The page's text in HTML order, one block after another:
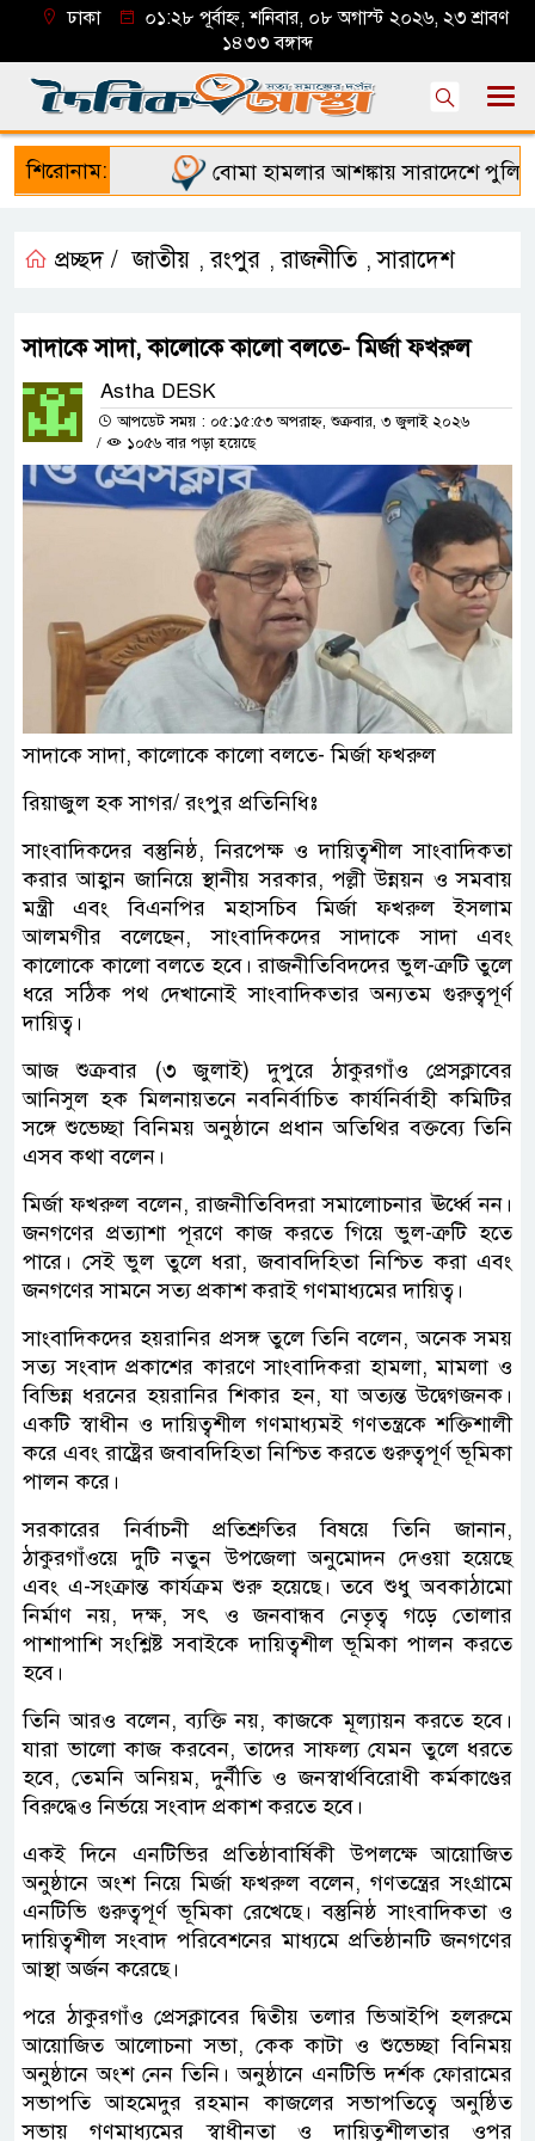
ঢাকা
০১:২৮ পূর্বাহ্ন, শনিবার, ০৮ অগাস্ট ২০২৬, ২৩ শ্রাবণ
১৪৩৩ বঙ্গাব্দ
শিরোনাম: বোমা হামলার আশঙ্কায় সারাদেশে পুলিশের
প্রচ্ছদ / জাতীয় ,রংপুর ,রাজনীতি ,সারাদেশ
সাদাকে সাদা, কালোকে কালো বলতে- মির্জা ফখরুল
Astha DESK
আপডেট সময় : ০৫:১৫:৫৩ অপরাহ্ন, শুক্রবার, ৩ জুলাই ২০২৬
/
১০৫৬ বার পড়া হয়েছে
সাদাকে সাদা, কালোকে কালো বলতে- মির্জা ফখরুল
রিয়াজুল হক সাগর/ রংপুর প্রতিনিধিঃ
সাংবাদিকদের বস্তুনিষ্ঠ, নিরপেক্ষ ও দায়িত্বশীল সাংবাদিকতা
করার আহ্বান জানিয়ে স্থানীয় সরকার, পল্লী উন্নয়ন ও সমবায়
মন্ত্রী এবং বিএনপির মহাসচিব মির্জা ফখরুল ইসলাম
আলমগীর বলেছেন, সাংবাদিকদের সাদাকে সাদা এবং
কালোকে কালো বলতে হবে। রাজনীতিবিদদের ভুল-ত্রুটি তুলে
ধরে সঠিক পথ দেখানোই সাংবাদিকতার অন্যতম গুরুত্বপূর্ণ
দায়িত্ব।
আজ শুক্রবার (৩ জুলাই) দুপুরে ঠাকুরগাঁও প্রেসক্লাবের
আনিসুল হক মিলনায়তনে নবনির্বাচিত কার্যনির্বাহী কমিটির
সঙ্গে শুভেচ্ছা বিনিময় অনুষ্ঠানে প্রধান অতিথির বক্তব্যে তিনি
এসব কথা বলেন।
মির্জা ফখরুল বলেন, রাজনীতিবিদরা সমালোচনার ঊর্ধ্বে নন।
জনগণের প্রত্যাশা পূরণে কাজ করতে গিয়ে ভুল-ত্রুটি হতে
পারে। সেই ভুল তুলে ধরা, জবাবদিহিতা নিশ্চিত করা এবং
জনগণের সামনে সত্য প্রকাশ করাই গণমাধ্যমের দায়িত্ব।
সাংবাদিকদের হয়রানির প্রসঙ্গ তুলে তিনি বলেন, অনেক সময়
সত্য সংবাদ প্রকাশের কারণে সাংবাদিকরা হামলা, মামলা ও
বিভিন্ন ধরনের হয়রানির শিকার হন, যা অত্যন্ত উদ্বেগজনক।
একটি স্বাধীন ও দায়িত্বশীল গণমাধ্যমই গণতন্ত্রকে শক্তিশালী
করে এবং রাষ্ট্রের জবাবদিহিতা নিশ্চিত করতে গুরুত্বপূর্ণ ভূমিকা
পালন করে।
সরকারের নির্বাচনী প্রতিশ্রুতির বিষয়ে তিনি জানান,
ঠাকুরগাঁওয়ে দুটি নতুন উপজেলা অনুমোদন দেওয়া হয়েছে
এবং এ-সংক্রান্ত কার্যক্রম শুরু হয়েছে। তবে শুধু অবকাঠামো
নির্মাণ নয়, দক্ষ, সৎ ও জনবান্ধব নেতৃত্ব গড়ে তোলার
পাশাপাশি সংশ্লিষ্ট সবাইকে দায়িত্বশীল ভূমিকা পালন করতে
হবে।
তিনি আরও বলেন, ব্যক্তি নয়, কাজকে মূল্যায়ন করতে হবে।
যারা ভালো কাজ করবেন, তাদের সাফল্য যেমন তুলে ধরতে
হবে, তেমনি অনিয়ম, দুর্নীতি ও জনস্বার্থবিরোধী কর্মকাণ্ডের
বিরুদ্ধেও নির্ভয়ে সংবাদ প্রকাশ করতে হবে।
একই দিনে এনটিভির প্রতিষ্ঠাবার্ষিকী উপলক্ষে আয়োজিত
অনুষ্ঠানে অংশ নিয়ে মির্জা ফখরুল বলেন, গণতন্ত্রের সংগ্রামে
এনটিভি গুরুত্বপূর্ণ ভূমিকা রেখেছে। বস্তুনিষ্ঠ সাংবাদিকতা ও
দায়িত্বশীল সংবাদ পরিবেশনের মাধ্যমে প্রতিষ্ঠানটি জনগণের
আস্থা অর্জন করেছে।
পরে ঠাকুরগাঁও প্রেসক্লাবের দ্বিতীয় তলার ভিআইপি হলরুমে
আয়োজিত আলোচনা সভা, কেক কাটা ও শুভেচ্ছা বিনিময়
অনুষ্ঠানে অংশ নেন তিনি। অনুষ্ঠানে এনটিভি দর্শক ফোরামের
সভাপতি আহমেদুর রহমান কাজলের সভাপতিত্বে অনুষ্ঠিত
সভায় গণমাধ্যমের স্বাধীনতা ও দায়িত্বশীলতার ওপর